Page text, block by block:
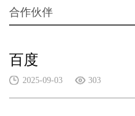
合作伙伴
百度
2025-09-03 303